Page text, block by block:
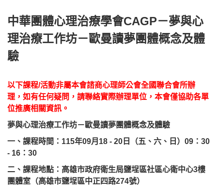
中華團體心理治療學會CAGP－夢與心
理治療工作坊－歐曼讀夢團體概念及體
驗
以下課程/活動非屬本會諮商心理師公會全國聯合會所辦
理，如有任何疑問，請聯絡實際辦理單位，本會僅協助各單
位推廣相關資訊。
夢與心理治療工作坊－歐曼讀夢團體概念及體驗
一、 課程時間： 115年09月 18 - 20 日 （五、六、日） 09 ： 30
- 16 ： 30
二、 課程地點 ： 高雄市政府衛生局鹽埕區社區心衛中心3樓
團體室 （高雄市鹽埕區中正四路274號）